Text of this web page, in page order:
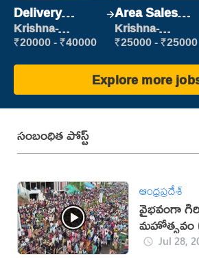
Delivery
Executive
Krishna-
vijayawada
₹20000 - ₹40000
Area Sales
Manager (Field
Sales)
Krishna-
vijayawada
₹25000 - ₹25000
Explore more
సంబంధిత పోస్ట్
ఆంధ్రప్రదేశ్
వైభవంగా
Jul 28,